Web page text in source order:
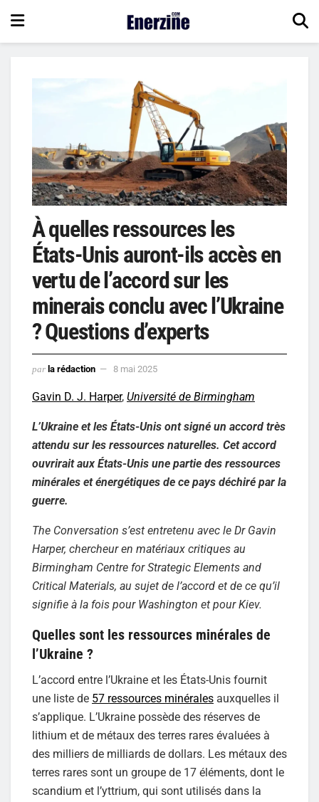
À quelles ressources les
États-Unis auront-ils accès en
vertu de l’accord sur les
minerais conclu avec l’Ukraine
? Questions d’experts
par la rédaction 8 mai 2025
Gavin D. J. Harper, Université de Birmingham
L’Ukraine et les États-Unis ont signé un accord très
attendu sur les ressources naturelles. Cet accord
ouvrirait aux États-Unis une partie des ressources
minérales et énergétiques de ce pays déchiré par la
guerre.
The Conversation s’est entretenu avec le Dr Gavin
Harper, chercheur en matériaux critiques au
Birmingham Centre for Strategic Elements and
Critical Materials, au sujet de l’accord et de ce qu’il
signifie à la fois pour Washington et pour Kiev.
Quelles sont les ressources minérales de
l’Ukraine ?
L’accord entre l’Ukraine et les États-Unis fournit
une liste de 57 ressources minérales auxquelles il
s’applique. L’Ukraine possède des réserves de
lithium et de métaux des terres rares évaluées à
des milliers de milliards de dollars. Les métaux des
terres rares sont un groupe de 17 éléments, dont le
scandium et l’yttrium, qui sont utilisés dans la